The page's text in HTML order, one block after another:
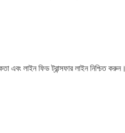
এবং লাইন ফিড ট্রান্সফার লাইন নিশ্চিত করুন।